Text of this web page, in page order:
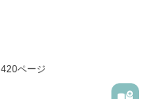
420ページ